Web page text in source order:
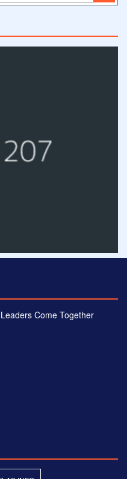
Come Together